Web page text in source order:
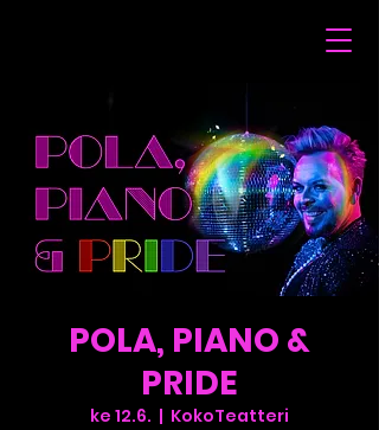
POLA, PIANO &
PRIDE
ke 12.6.
  |
KokoTeatteri